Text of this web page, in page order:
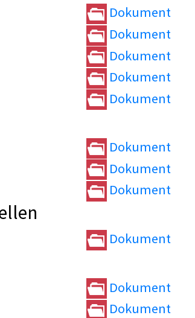
Dokument
Dokument
Dokument
Dokument
Dokument
Dokument
Dokument
Dokument
Dokument
Dokument
Dokument